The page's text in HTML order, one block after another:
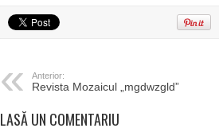
Anterior:
Revista Mozaicul „mgdwzgld”
LASĂ UN COMENTARIU